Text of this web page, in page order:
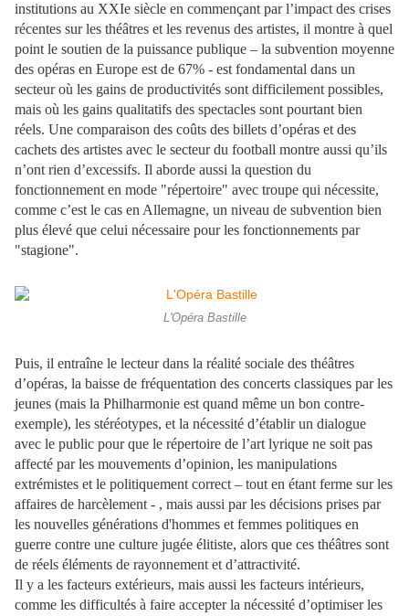
institutions au XXIe siècle en commençant par l’impact des crises
récentes sur les théâtres et les revenus des artistes, il montre à quel
point le soutien de la puissance publique – la subvention moyenne
des opéras en Europe est de 67% - est fondamental dans un
secteur où les gains de productivités sont difficilement possibles,
mais où les gains qualitatifs des spectacles sont pourtant bien
réels. Une comparaison des coûts des billets d’opéras et des
cachets des artistes avec le secteur du football montre aussi qu’ils
n’ont rien d’excessifs. Il aborde aussi la question du
fonctionnement en mode "répertoire" avec troupe qui nécessite,
comme c’est le cas en Allemagne, un niveau de subvention bien
plus élevé que celui nécessaire pour les fonctionnements par
"stagione".
L'Opéra Bastille
Puis, il entraîne le lecteur dans la réalité sociale des théâtres
d’opéras, la baisse de fréquentation des concerts classiques par les
jeunes (mais la Philharmonie est quand même un bon contre-
exemple), les stéréotypes, et la nécessité d’établir un dialogue
avec le public pour que le répertoire de l’art lyrique ne soit pas
affecté par les mouvements d’opinion, les manipulations
extrémistes et le politiquement correct – tout en étant ferme sur les
affaires de harcèlement - , mais aussi par les décisions prises par
les nouvelles générations d'hommes et femmes politiques en
guerre contre une culture jugée élitiste, alors que ces théâtres sont
de réels éléments de rayonnement et d’attractivité.
Il y a les facteurs extérieurs, mais aussi les facteurs intérieurs,
comme les difficultés à faire accepter la nécessité d’optimiser les